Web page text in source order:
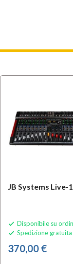
JB Systems Live-
 Disponibile su
 Spedizione gratuita
370,00 €